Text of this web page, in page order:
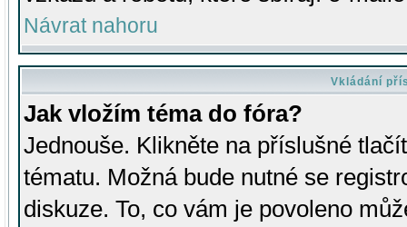
Návrat nahoru
Vkládání
Jak vložím téma do fóra?
Jednouše. Klikněte na příslušné
tématu. Možná bude nutné se
diskuze. To, co vám je povoleno